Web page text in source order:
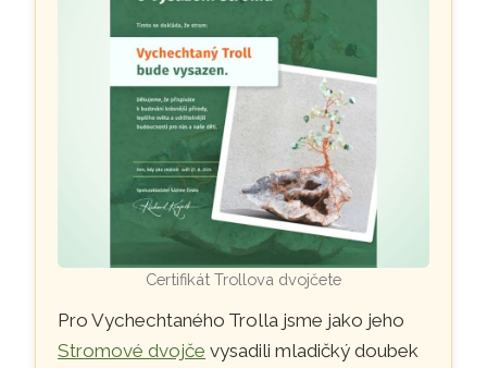
Certifikát Trollova dvojčete
Pro Vychechtaného Trolla jsme jako jeho
Stromové dvojče vysadili mladičký doubek